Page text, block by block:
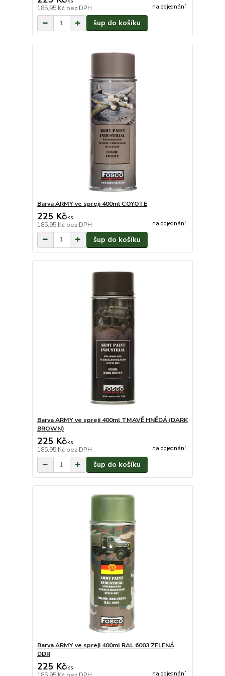
185,95 Kč bez DPH na objednání
šup do košíku
Barva ARMY ve spreji 400ml COYOTE
225 Kč/ks
185,95 Kč bez DPH na objednání
šup do košíku
Barva ARMY ve spreji 400ml TMAVĚ HNĚDÁ (DARK
BROWN)
225 Kč/ks
185,95 Kč bez DPH na objednání
šup do košíku
Barva ARMY ve spreji 400ml RAL 6003 ZELENÁ
DDR
225 Kč/ks
na objednání